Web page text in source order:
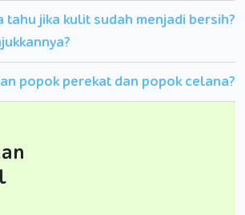
tahu jika kulit sudah menjadi bersih?
popok perekat dan popok celana?